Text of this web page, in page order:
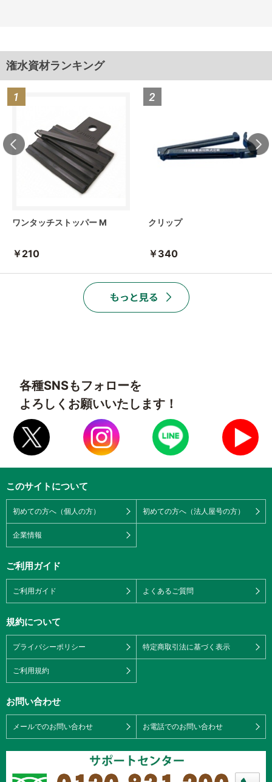
潅水資材ランキング
ワンタッチストッパー M
￥210
クリップ
￥340
各種SNSもフォローを
よろしくお願いいたします！
このサイトについて
初めての方へ（個人の方） 初めての方へ（法人屋号の方）
企業情報
ご利用ガイド
ご利用ガイド よくあるご質問
規約について
プライバシーポリシー 特定商取引法に基づく表示
ご利用規約
お問い合わせ
メールでのお問い合わせ お電話でのお問い合わせ